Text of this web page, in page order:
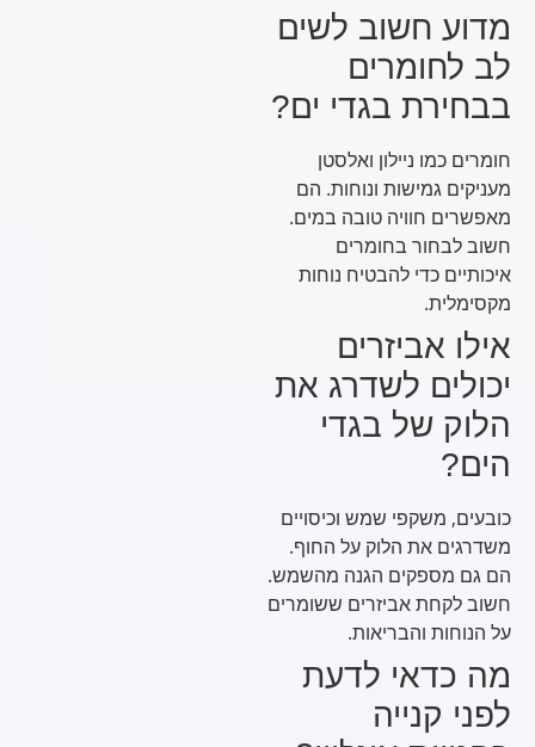
מדוע חשוב לשים
לב לחומרים
בבחירת בגדי ים?
חומרים כמו ניילון ואלסטן
מעניקים גמישות ונוחות. הם
מאפשרים חוויה טובה במים.
חשוב לבחור בחומרים
איכותיים כדי להבטיח נוחות
מקסימלית.
אילו אביזרים
יכולים לשדרג את
הלוק של בגדי
הים?
כובעים, משקפי שמש וכיסויים
משדרגים את הלוק על החוף.
הם גם מספקים הגנה מהשמש.
חשוב לקחת אביזרים ששומרים
על הנוחות והבריאות.
מה כדאי לדעת
לפני קנייה